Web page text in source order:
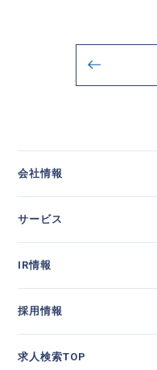
会社情報
サービス
IR情報
採用情報
求人検索TOP